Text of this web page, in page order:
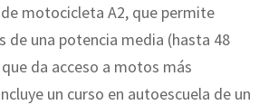
motocicleta A2, que permite
de una potencia media (hasta 48
que da acceso a motos más
un curso en autoescuela de un